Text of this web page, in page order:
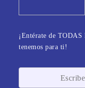
¡Entérate de TODAS
tenemos para ti!